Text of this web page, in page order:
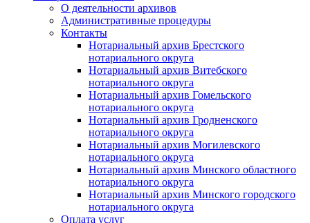
О деятельности архивов
Административные процедуры
Контакты
Нотариальный архив Брестского
нотариального округа
Нотариальный архив Витебского
нотариального округа
Нотариальный архив Гомельского
нотариального округа
Нотариальный архив Гродненского
нотариального округа
Нотариальный архив Могилевского
нотариального округа
Нотариальный архив Минского областного
нотариального округа
Нотариальный архив Минского городского
нотариального округа
Оплата услуг